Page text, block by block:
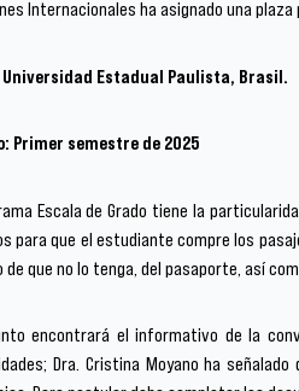
Internacionales ha asignado una
Estadual Paulista, Brasil.
Primer semestre de 2025
Escala de Grado tiene la
para que el estudiante compre los
de que no lo tenga, del pasaporte, así
encontrará el informativo de la
Dra. Cristina Moyano ha